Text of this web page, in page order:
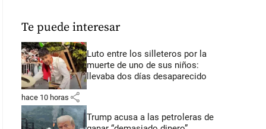
Te puede interesar
Luto entre los silleteros por la
muerte de uno de sus niños:
llevaba dos días desaparecido
hace 10 horas share
Trump acusa a las petroleras de